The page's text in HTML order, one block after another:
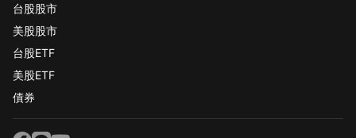
台股股市
美股股市
台股ETF
美股ETF
債券